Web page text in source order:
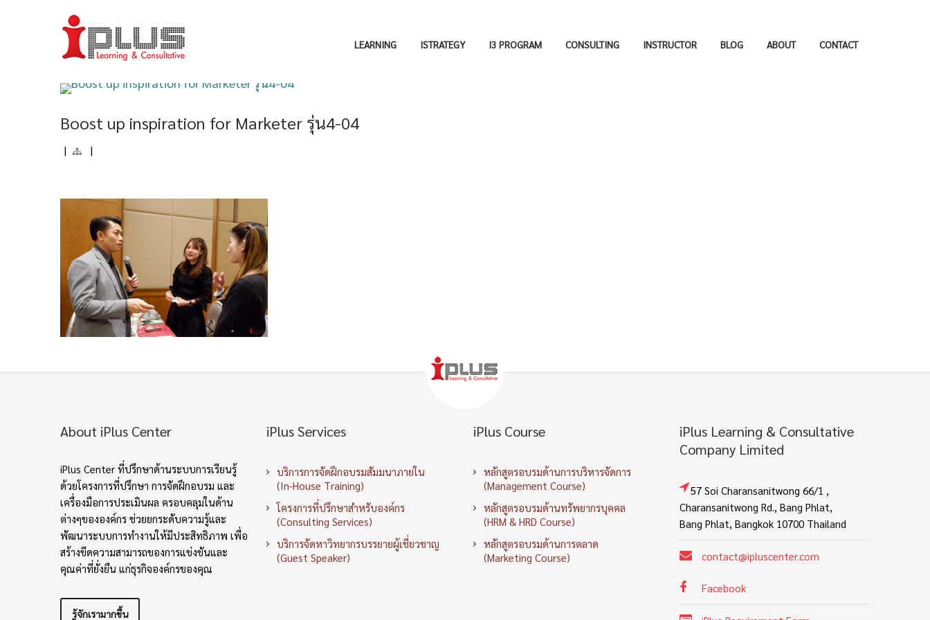
LEARNING ISTRATEGY I3 PROGRAM CONSULTING INSTRUCTOR BLOG ABOUT CONTACT
Boost up inspiration for Marketer รุ่น4-04
| |
About iPlus Center
iPlus Center ที่ปรึกษาด้านระบบการเรียนรู้
ด้วยโครงการที่ปรึกษา การจัดฝึกอบรม และ
เครื่องมือการประเมินผล ครอบคลุมในด้าน
ต่างๆขององค์กร ช่วยยกระดับความรู้และ
พัฒนาระบบการทำงานให้มีประสิทธิภาพ เพื่อ
สร้างขีดความสามารถของการแข่งขันและ
คุณค่าที่ยั่งยืน แก่ธุรกิจองค์กรของคุณ
รู้จักเรามากขึ้น
iPlus Services
บริการการจัดฝึกอบรมสัมมนาภายใน
(In-House Training)
โครงการที่ปรึกษาสำหรับองค์กร
(Consulting Services)
บริการจัดหาวิทยากรบรรยายผู้เชี่ยวชาญ
(Guest Speaker)
iPlus Course
หลักสูตรอบรมด้านการบริหารจัดการ
(Management Course)
หลักสูตรอบรมด้านทรัพยากรบุคคล
(HRM & HRD Course)
หลักสูตรอบรมด้านการตลาด
(Marketing Course)
iPlus Learning & Consultative
Company Limited
57 Soi Charansanitwong 66/1 ,
Charansanitwong Rd., Bang Phlat,
Bang Phlat, Bangkok 10700 Thailand
contact@ipluscenter.com
Facebook